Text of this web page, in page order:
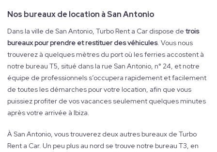
Nos bureaux de location à San Antonio
Dans la ville de San Antonio, Turbo Rent a Car dispose de trois
bureaux pour prendre et restituer des véhicules. Vous nous
trouverez à quelques mètres du port où les ferries accostent à
notre bureau T5, situé dans la rue San Antonio, n° 24, et notre
équipe de professionnels s’occupera rapidement et facilement
de toutes les démarches pour votre location, afin que vous
puissiez profiter de vos vacances seulement quelques minutes
après votre arrivée à Ibiza.
À San Antonio, vous trouverez deux autres bureaux de Turbo
Rent a Car. Un peu plus au nord se trouve notre bureau T3, en